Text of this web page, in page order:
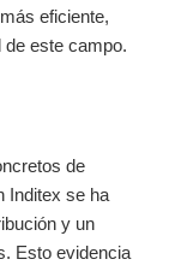
eficiente,
de este campo.
de
Inditex se ha
y un
Esto evidencia